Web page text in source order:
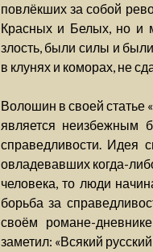
повлёкших за собой
Красных и Белых, но и
злость, были силы и
в клунях и коморах, не
Волошин в своей статье
является неизбежным
справедливости. Идея
овладевавших когда-
человека, то люди
борьба за
своём романе-
заметил: «Всякий